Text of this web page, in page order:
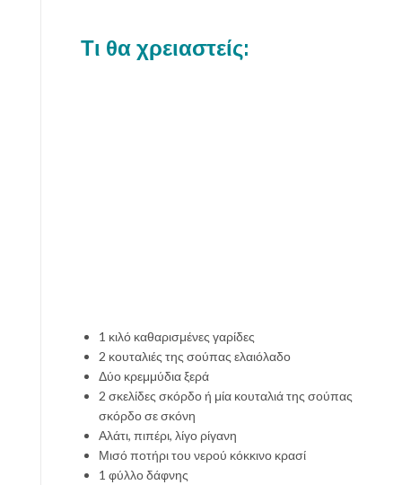
Τι θα χρειαστείς:
1 κιλό καθαρισμένες γαρίδες
2 κουταλιές της σούπας ελαιόλαδο
Δύο κρεμμύδια ξερά
2 σκελίδες σκόρδο ή μία κουταλιά της σούπας
σκόρδο σε σκόνη
Αλάτι, πιπέρι, λίγο ρίγανη
Μισό ποτήρι του νερού κόκκινο κρασί
1 φύλλο δάφνης